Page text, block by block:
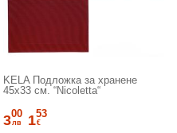
KELA Подложка за хранене
45х33 см. “Nicoletta“
300
лв 153
€